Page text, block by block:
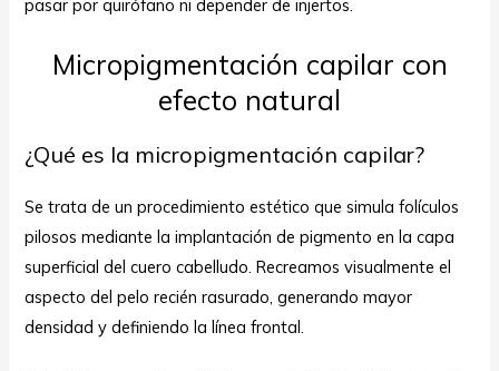
pasar por quirófano ni depender de injertos.
Micropigmentación capilar con
efecto natural
¿Qué es la micropigmentación capilar?
Se trata de un procedimiento estético que simula folículos
pilosos mediante la implantación de pigmento en la capa
superficial del cuero cabelludo. Recreamos visualmente el
aspecto del pelo recién rasurado, generando mayor
densidad y definiendo la línea frontal.